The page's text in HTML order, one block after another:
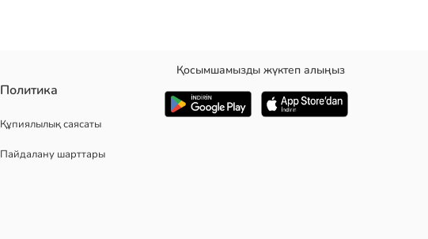
Политика
Құпиялылық саясаты
Пайдалану шарттары
Қосымшамызды жүктеп алыңыз